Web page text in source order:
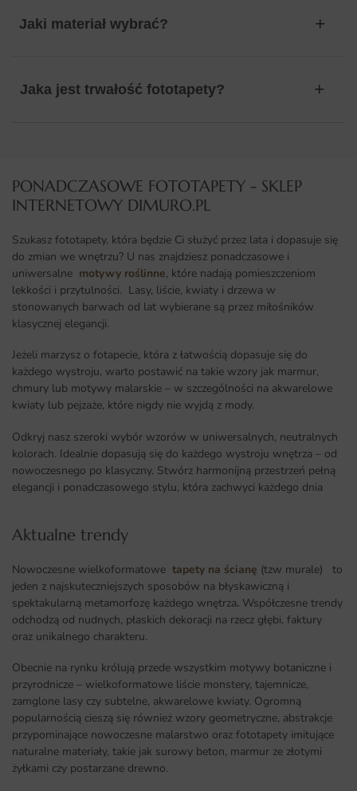
Jaki materiał wybrać?
Jaka jest trwałość fototapety?
PONADCZASOWE FOTOTAPETY - SKLEP
INTERNETOWY DIMURO.PL​
Szukasz fototapety, która będzie Ci służyć przez lata i dopasuje się
do zmian we wnętrzu? U nas znajdziesz ponadczasowe i
uniwersalne motywy roślinne, które nadają pomieszczeniom
lekkości i przytulności. Lasy, liście, kwiaty i drzewa w
stonowanych barwach od lat wybierane są przez miłośników
klasycznej elegancji.
Jeżeli marzysz o fotapecie, która z łatwością dopasuje się do
każdego wystroju, warto postawić na takie wzory jak marmur,
chmury lub motywy malarskie – w szczególności na akwarelowe
kwiaty lub pejzaże, które nigdy nie wyjdą z mody.
Odkryj nasz szeroki wybór wzorów w uniwersalnych, neutralnych
kolorach. Idealnie dopasują się do każdego wystroju wnętrza – od
nowoczesnego po klasyczny. Stwórz harmonijną przestrzeń pełną
elegancji i ponadczasowego stylu, która zachwyci każdego dnia
Aktualne trendy​
Nowoczesne wielkoformatowe tapety na ścianę (tzw murale) to
jeden z najskuteczniejszych sposobów na błyskawiczną i
spektakularną metamorfozę każdego wnętrza. Współczesne trendy
odchodzą od nudnych, płaskich dekoracji na rzecz głębi, faktury
oraz unikalnego charakteru.
Obecnie na rynku królują przede wszystkim motywy botaniczne i
przyrodnicze – wielkoformatowe liście monstery, tajemnicze,
zamglone lasy czy subtelne, akwarelowe kwiaty. Ogromną
popularnością cieszą się również wzory geometryczne, abstrakcje
przypominające nowoczesne malarstwo oraz fototapety imitujące
naturalne materiały, takie jak surowy beton, marmur ze złotymi
żyłkami czy postarzane drewno.